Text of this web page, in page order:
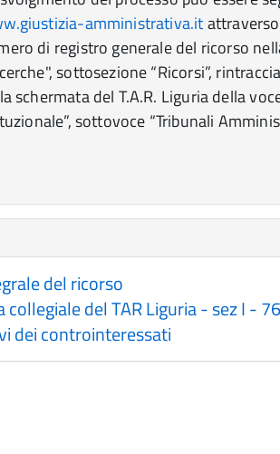
amministrativa.it
di registro generale del ricorso
sottosezione “Ricorsi”,
schermata del T.A.R. Liguria della
sottovoce “Tribunali
del ricorso
collegiale del TAR Liguria - sez I -
dei controinteressati